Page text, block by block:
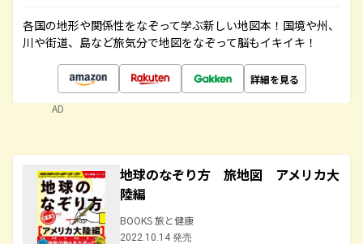
各国の地形や関係性をなぞって学ぶ新しい地図本！国境や州、
川や街道、島など旅気分で地図をなぞって脳もイキイキ！
詳細を見る
AD
地球のなぞり方 旅地図 アメリカ大
陸編
BOOKS 旅と健康
2022.10.14 発売